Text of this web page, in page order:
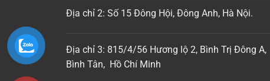
Địa chỉ 2: Số 15 Đông Hội, Đông Anh, Hà Nội.
Địa chỉ 3: 815/4/56 Hương lộ 2, Bình Trị Đông A,
Bình Tân, Hồ Chí Minh